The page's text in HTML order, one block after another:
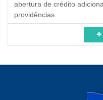
abertura de crédito
providências.